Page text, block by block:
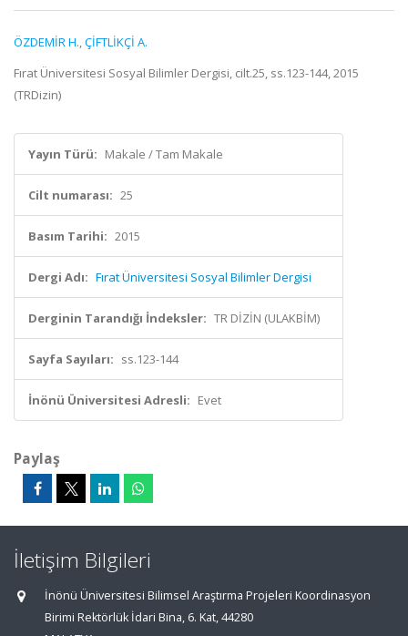
ÖZDEMİR H.,ÇİFTLİKÇİ A.
Fırat Üniversitesi Sosyal Bilimler Dergisi, cilt.25, ss.123-144, 2015
(TRDizin)
Yayın Türü: Makale / Tam Makale
Cilt numarası: 25
Basım Tarihi: 2015
Dergi Adı: Fırat Üniversitesi Sosyal Bilimler Dergisi
Derginin Tarandığı İndeksler: TR DİZİN (ULAKBİM)
Sayfa Sayıları: ss.123-144
İnönü Üniversitesi Adresli: Evet
Paylaş
İletişim Bilgileri
İnönü Üniversitesi Bilimsel Araştırma Projeleri Koordinasyon
Birimi Rektörlük İdari Bina, 6. Kat, 44280